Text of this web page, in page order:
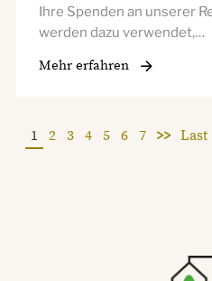
Ihre Spenden an unserer
werden dazu verwendet,…
Mehr erfahren
1 2 3 4 5 6 7 >> Last